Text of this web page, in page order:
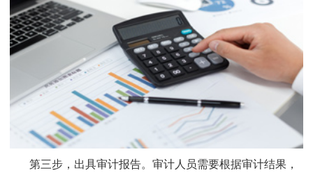
第三步，出具审计报告。审计人员需要根据审计结果，